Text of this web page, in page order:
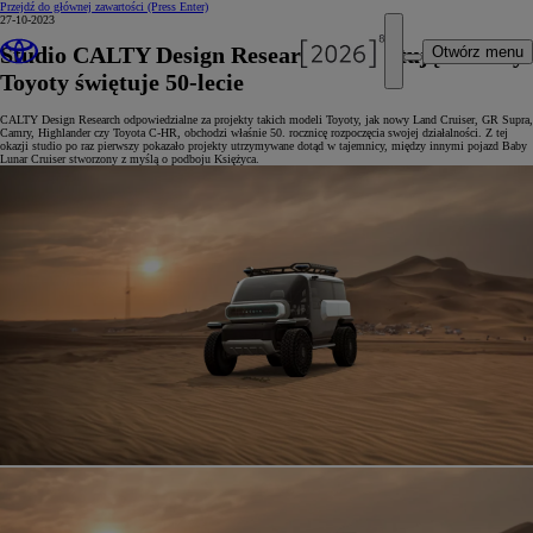
Przejdź do głównej zawartości (Press Enter)
Otwórz menu
27-10-2023
Studio CALTY Design Research projektujące ikony
Toyoty świętuje 50-lecie
CALTY Design Research odpowiedzialne za projekty takich modeli Toyoty, jak nowy Land Cruiser, GR Supra,
Camry, Highlander czy Toyota C-HR, obchodzi właśnie 50. rocznicę rozpoczęcia swojej działalności. Z tej
okazji studio po raz pierwszy pokazało projekty utrzymywane dotąd w tajemnicy, między innymi pojazd Baby
Lunar Cruiser stworzony z myślą o podboju Księżyca.